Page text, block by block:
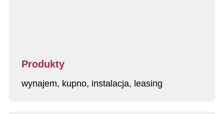
Produkty
wynajem, kupno, instalacja, leasing